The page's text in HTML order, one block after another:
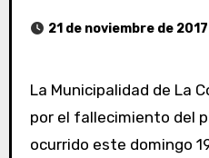
21 de noviembre de 2017
La Municipalidad de La
por el fallecimiento del
ocurrido este domingo